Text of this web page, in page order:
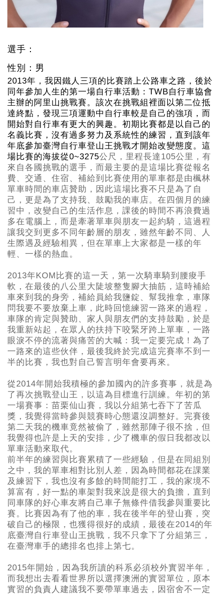
選手：
性別：男
2013年，我因鐵人三項的比賽踏上公路車之路，後於
同年參加人生的第一場自行車活動：TWB自行車協會
主辦的阿里山挑戰賽。該次在挑戰組裡面以第二位抵
達終點，發現三項運動中自行車較是自己的強項，而
開始對自行車有更大的興趣。初期比賽都是以自己的
名義比賽，沒有過多努力及系統性的練習，直到該年
年底參加臺灣自行車登山王挑戰才開始改變態度。這
場比賽的海拔從0~3275公尺，里程長達105公里，有
來自各國挑戰的選手，而最主要的是這場比賽從報名
費、交通、住宿、補給到比賽使用的單車都是由楓林
單車時間的車店贊助，因此這場比賽不只是為了自
己，更是為了支持我、鼓勵我的車店。在四個月的練
習中，改變自己的生活作息，課後的時間不再浪費過
多在電腦上，而是牽著單車與朋友一起約騎，這過程
讓我交到更多不同年齡層的朋友，雖然年齡不同、人
生際遇及經驗相異，但在單車上大家都是一樣的年
輕、一樣的熱血。
2013年KOM比賽的這一天，第一次騎車騎到腰痠手
軟，在最後的八公里大陡坡整隻腳大抽筋，這時補給
車來到我的身旁，補給員給我鹽錠、幫我推拿，車隊
問我要不要放棄上車，此時回憶練習一路來的過程，
車隊的肯定與贊助、家人與朋友們的支持鼓勵，於是
我重新站起，在眾人的扶持下咬緊牙跨上單車，一路
眼淚不停的流著與痛苦的大喊：我一定要完成！為了
一路來的這些伙伴，最後我終於完成這完賽率不到一
半的比賽，我也對自己誓言明年會要再來。
從2014年開始我積極的參加國內的許多賽事，就是為
了再次挑戰登山王，以這為目標進行訓練。年初的第
一場賽事：苗栗仙山賽，我以分組第七吞下了苦瓜
獎，我覺得當時參與競賽時心態還沒調整好。完賽後
第二天我的機車竟然被偷了，雖然那陣子很不捨，但
我覺得也許是上天的安排，少了機車的假日我都改以
單車活動來取代。
前半年的練習與比賽累積了一些經驗，但是在同組別
之中，我的單車相對比別人差，因為時間都花在課業
及練習下，我也沒有多餘的時間能打工，我的家境不
算富有，好一點的車架對我來說是很大的負擔，直到
同車隊的好心車友將自己車子無條件借我參與重要比
賽。比賽因為有了他的車，我在後半年的登山賽，突
破自己的極限，也獲得很好的成績，最後在2014的年
底臺灣自行車登山王挑戰，我不只拿下了分組第三，
在臺灣車手的總排名也排上第七。
2015年開始，因為我所讀的科系必須校外實習半年，
而我想出去看看世界所以選擇澳洲的實習單位，原本
實習的負責人建議我不要帶單車過去，因宿舍不一定